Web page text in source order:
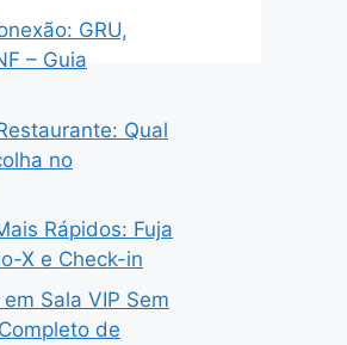
GRU,
– Guia
Qual
no
Rápidos: Fuja
X e Check-in
Sala VIP Sem
de